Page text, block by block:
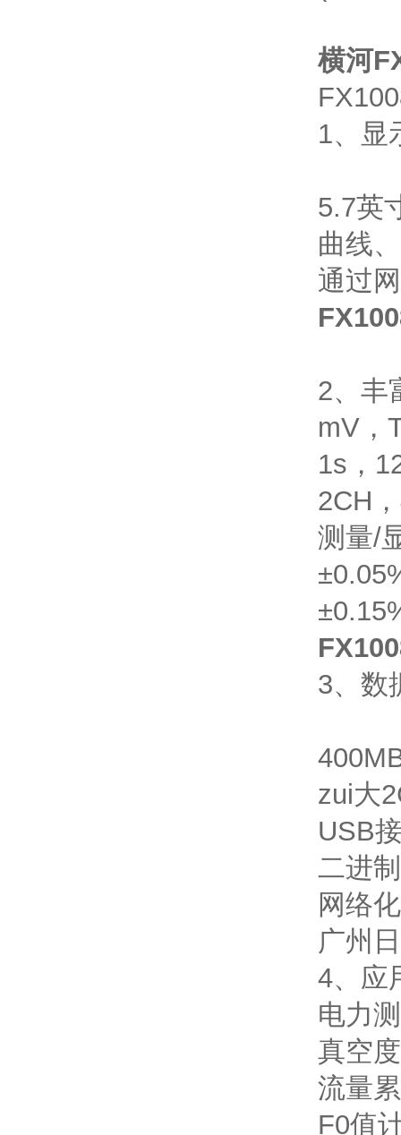
横河
1、显
5.7英
曲线
通过
2、丰
mV，
1s，
2CH
测量/
3、数
zui大
USB
二进
网络
广州
4、应
电力
真空
流量
F0值